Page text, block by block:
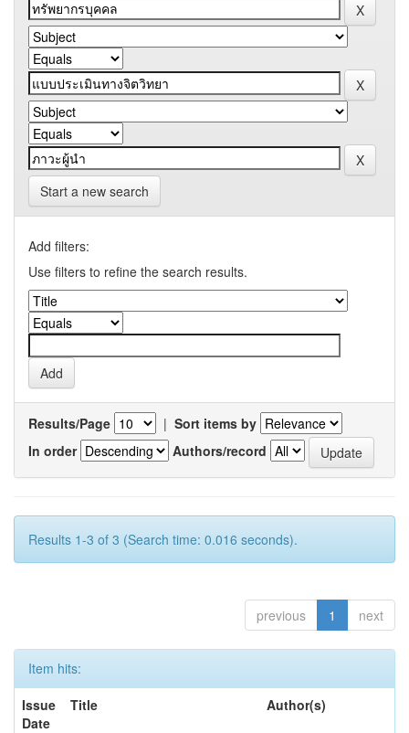
Start a new search
Add filters:
Use filters to refine the search results.
Results/Page | Sort items by
In order
Authors/record
Results 1-3 of 3 (Search time: 0.016 seconds).
previous 1 next
Item hits:
Issue
Date
Title Author(s)